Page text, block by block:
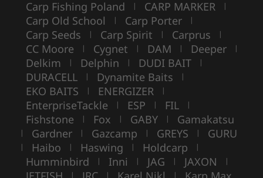
Carp Fishing Poland | CARP MARKER |
Carp Old School | Carp Porter |
Carp Seeds | Carp Spirit | Carprus |
CC Moore | Cygnet | DAM | Deeper |
Delkim | Delphin | DUDI BAIT |
DURACELL | Dynamite Baits |
EKO BAITS | ENERGIZER |
EnterpriseTackle | ESP | FIL |
Fishstone | Fox | GABY | Gamakatsu
| Gardner | Gazcamp | GREYS | GURU
| Haibo | Haswing | Holdcarp |
Humminbird | Inni | JAG | JAXON |
| | |